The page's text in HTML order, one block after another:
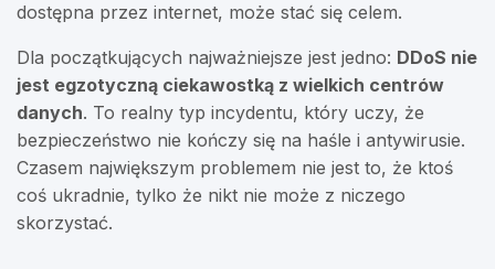
dostępna przez internet, może stać się celem.
Dla początkujących najważniejsze jest jedno: DDoS nie
jest egzotyczną ciekawostką z wielkich centrów
danych. To realny typ incydentu, który uczy, że
bezpieczeństwo nie kończy się na haśle i antywirusie.
Czasem największym problemem nie jest to, że ktoś
coś ukradnie, tylko że nikt nie może z niczego
skorzystać.